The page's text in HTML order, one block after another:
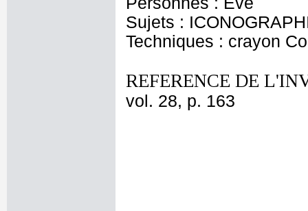
Sujets :
Techniques : crayon
REFERENCE DE
vol. 28, p. 163